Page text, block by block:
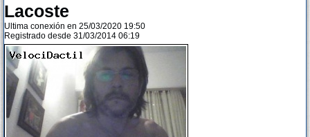
Lacoste
Ultima conexión en 25/03/2020 19:50
Registrado desde 31/03/2014 06:19